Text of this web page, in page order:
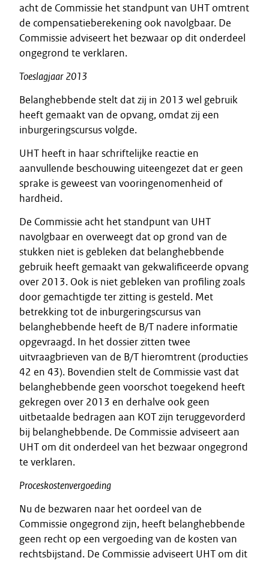
acht de Commissie het standpunt van UHT omtrent
de compensatieberekening ook navolgbaar. De
Commissie adviseert het bezwaar op dit onderdeel
ongegrond te verklaren.
Toeslagjaar 2013
Belanghebbende stelt dat zij in 2013 wel gebruik
heeft gemaakt van de opvang, omdat zij een
inburgeringscursus volgde.
UHT heeft in haar schriftelijke reactie en
aanvullende beschouwing uiteengezet dat er geen
sprake is geweest van vooringenomenheid of
hardheid.
De Commissie acht het standpunt van UHT
navolgbaar en overweegt dat op grond van de
stukken niet is gebleken dat belanghebbende
gebruik heeft gemaakt van gekwalificeerde opvang
over 2013. Ook is niet gebleken van profiling zoals
door gemachtigde ter zitting is gesteld. Met
betrekking tot de inburgeringscursus van
belanghebbende heeft de B/T nadere informatie
opgevraagd. In het dossier zitten twee
uitvraagbrieven van de B/T hieromtrent (producties
42 en 43). Bovendien stelt de Commissie vast dat
belanghebbende geen voorschot toegekend heeft
gekregen over 2013 en derhalve ook geen
uitbetaalde bedragen aan KOT zijn teruggevorderd
bij belanghebbende. De Commissie adviseert aan
UHT om dit onderdeel van het bezwaar ongegrond
te verklaren.
Proceskostenvergoeding
Nu de bezwaren naar het oordeel van de
Commissie ongegrond zijn, heeft belanghebbende
geen recht op een vergoeding van de kosten van
rechtsbijstand. De Commissie adviseert UHT om dit